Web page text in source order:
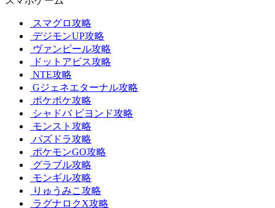
スマグロ攻略
デジモンUP攻略
ヴァンピール攻略
ドットアビス攻略
NTE攻略
Gジェネエターナル攻略
ポケポケ攻略
シャドバ ビヨンド攻略
モンスト攻略
パズドラ攻略
ポケモンGO攻略
グラブル攻略
モンギル攻略
りゅうみこ攻略
ラグナロクX攻略